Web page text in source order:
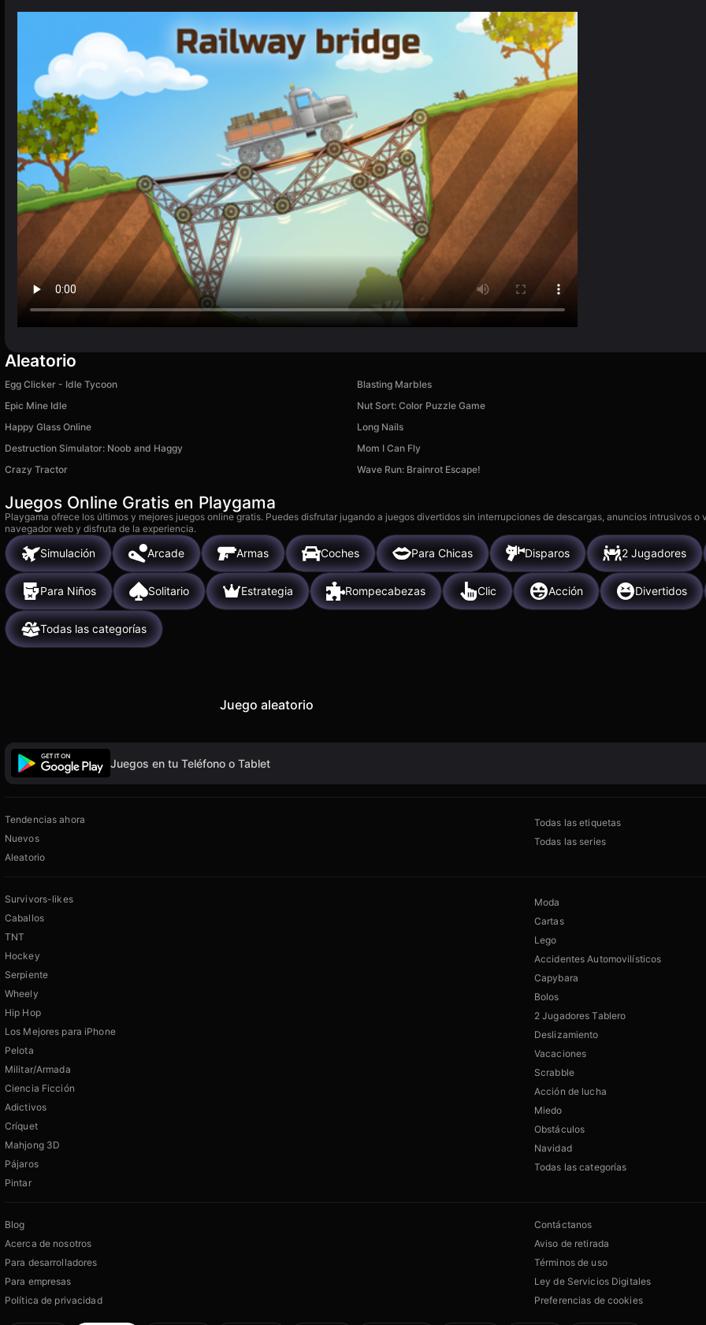
Aleatorio
Egg Clicker - Idle Tycoon Blasting Marbles
Epic Mine Idle
Nut Sort: Color Puzzle Game
Happy Glass Online
Long Nails
Destruction Simulator: Noob and Haggy
Mom I Can Fly
Crazy Tractor
Wave Run: Brainrot Escape!
Juegos Online Gratis en Playgama
Playgama ofrece los últimos y mejores juegos online gratis. Puedes disfrutar jugando a juegos divertidos sin interrupciones de descargas, anuncios intrusivos
navegador web y disfruta de la experiencia.
Simulación Arcade Armas Coches Para Chicas Disparos 2 Jugadores
Para Niños Solitario Estrategia Rompecabezas Clic Acción Divertidos
Todas las categorías
Juego aleatorio
Juegos en tu Teléfono o Tablet
Tendencias ahora
Nuevos
Aleatorio
Todas las etiquetas
Todas las series
Survivors-likes
Caballos
TNT
Hockey
Serpiente
Wheely
Hip Hop
Los Mejores para iPhone
Pelota
Militar/Armada
Ciencia Ficción
Adictivos
Críquet
Mahjong 3D
Pájaros
Pintar
Moda
Cartas
Lego
Accidentes Automovilísticos
Capybara
Bolos
2 Jugadores Tablero
Deslizamiento
Vacaciones
Scrabble
Acción de lucha
Miedo
Obstáculos
Navidad
Todas las categorías
Blog
Acerca de nosotros
Para desarrolladores
Para empresas
Política de privacidad
Contáctanos
Aviso de retirada
Términos de uso
Ley de Servicios Digitales
Preferencias de cookies